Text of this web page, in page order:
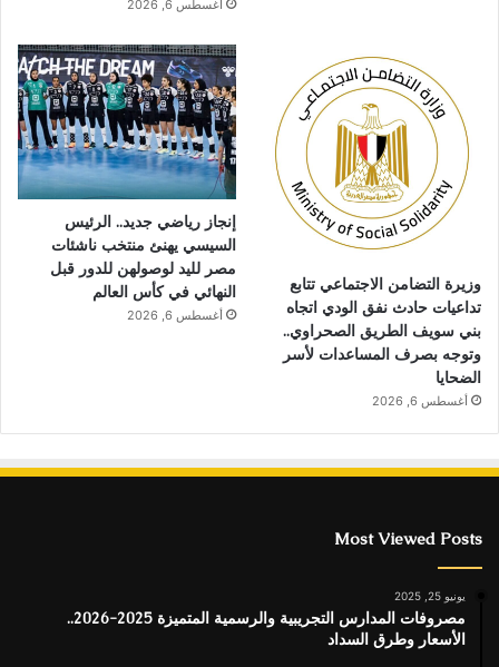
أغسطس 6, 2026
وزيرة التضامن الاجتماعي تتابع
تداعيات حادث نفق الودي اتجاه
بني سويف الطريق الصحراوي..
وتوجه بصرف المساعدات لأسر
الضحايا
أغسطس 6, 2026
إنجاز رياضي جديد.. الرئيس
السيسي يهنئ منتخب ناشئات
مصر لليد لوصولهن للدور قبل
النهائي في كأس العالم
أغسطس 6, 2026
Most Viewed Posts
يونيو 25, 2025
مصروفات المدارس التجريبية والرسمية المتميزة 2025-2026..
الأسعار وطرق السداد